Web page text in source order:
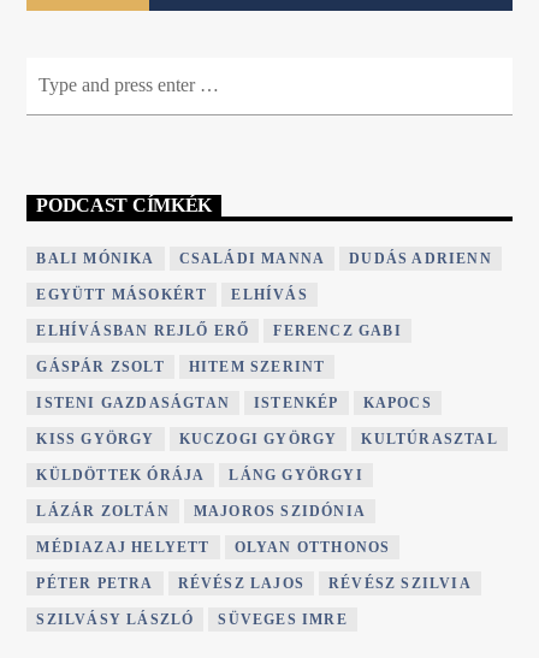
PODCAST CÍMKÉK
BALI MÓNIKA CSALÁDI MANNA DUDÁS ADRIENN
EGYÜTT MÁSOKÉRT ELHÍVÁS
ELHÍVÁSBAN REJLŐ ERŐ FERENCZ GABI
GÁSPÁR ZSOLT HITEM SZERINT
ISTENI GAZDASÁGTAN ISTENKÉP KAPOCS
KISS GYÖRGY KUCZOGI GYÖRGY KULTÚRASZTAL
KÜLDÖTTEK ÓRÁJA LÁNG GYÖRGYI
LÁZÁR ZOLTÁN MAJOROS SZIDÓNIA
MÉDIAZAJ HELYETT OLYAN OTTHONOS
PÉTER PETRA RÉVÉSZ LAJOS RÉVÉSZ SZILVIA
SZILVÁSY LÁSZLÓ SÜVEGES IMRE